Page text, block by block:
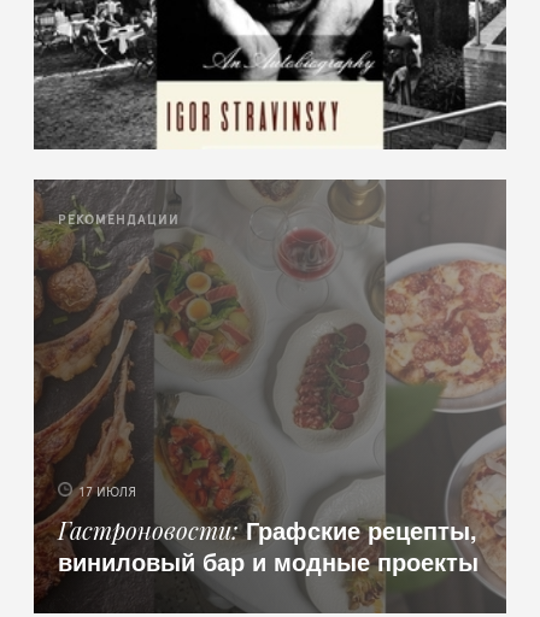
РЕКОМЕНДАЦИИ
17 ИЮЛЯ
Гастроновости Графские рецепты,
виниловый бар и модные проекты